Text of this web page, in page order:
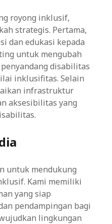
royong inklusif,
strategis. Pertama,
dan edukasi kepada
untuk mengubah
disabilitas
inklusifitas. Selain
infrastruktur
aksesibilitas yang
untuk mendukung
Kami memiliki
yang siap
pendampingan bagi
lingkungan